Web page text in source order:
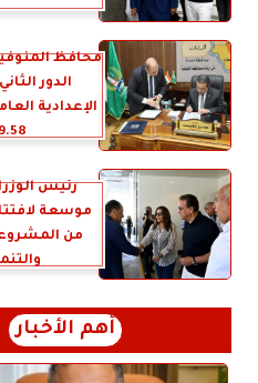
محافظ
الدور
الإعدادية
رئيس
موسعة
من
أهم الأخبار